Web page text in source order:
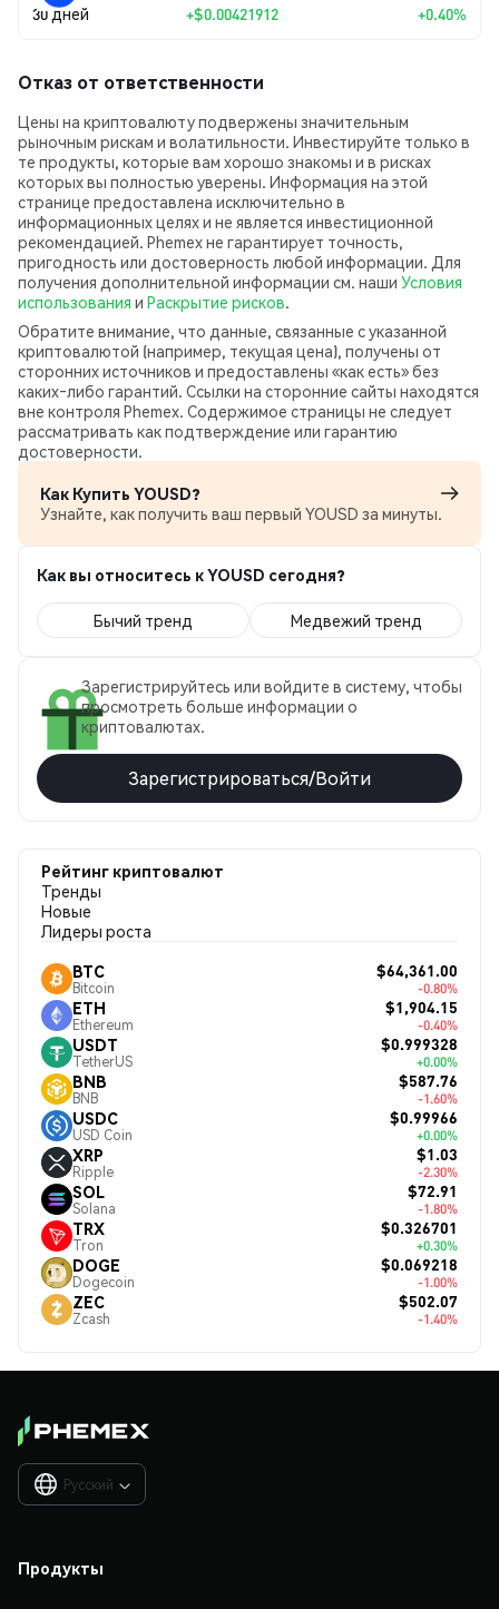
30 дней +$0.00421912 +0.40%
Отказ от ответственности
Цены на криптовалюту подвержены значительным
рыночным рискам и волатильности. Инвестируйте только в
те продукты, которые вам хорошо знакомы и в рисках
которых вы полностью уверены. Информация на этой
странице предоставлена исключительно в
информационных целях и не является инвестиционной
рекомендацией. Phemex не гарантирует точность,
пригодность или достоверность любой информации. Для
получения дополнительной информации см. наши Условия
использования и Раскрытие рисков.
Обратите внимание, что данные, связанные с указанной
криптовалютой (например, текущая цена), получены от
сторонних источников и предоставлены «как есть» без
каких‑либо гарантий. Ссылки на сторонние сайты находятся
вне контроля Phemex. Содержимое страницы не следует
рассматривать как подтверждение или гарантию
достоверности.
Как Купить YOUSD?
Узнайте, как получить ваш первый YOUSD за минуты.
Как вы относитесь к YOUSD сегодня?
Бычий тренд Медвежий тренд
Зарегистрируйтесь или войдите в систему, чтобы
просмотреть больше информации о
криптовалютах.
Зарегистрироваться/Войти
Рейтинг криптовалют
Тренды
Новые
Лидеры роста
BTC
Bitcoin
$64,361.00
-0.80%
ETH
Ethereum
$1,904.15
-0.40%
USDT
TetherUS
$0.999328
+0.00%
BNB
BNB
$587.76
-1.60%
USDC
USD Coin
$0.99966
+0.00%
XRP
Ripple
$1.03
-2.30%
SOL
Solana
$72.91
-1.80%
TRX
Tron
$0.326701
+0.30%
DOGE
Dogecoin
$0.069218
-1.00%
ZEC
Zcash
$502.07
-1.40%
Русский 
Продукты